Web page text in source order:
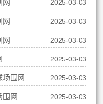
网 2025-03-03
网 2025-03-03
网 2025-03-03
2025-03-03
场围网 2025-03-03
围网 2025-03-03